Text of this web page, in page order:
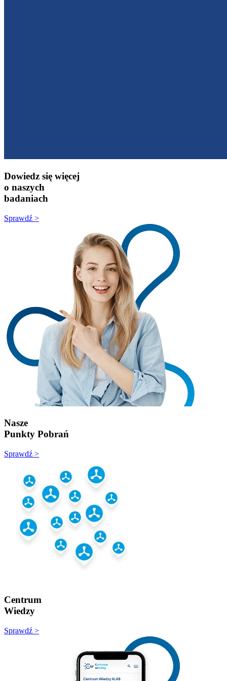
Dowiedz się więcej
o naszych
badaniach
Sprawdź >
Nasze
Punkty Pobrań
Sprawdź >
Centrum
Wiedzy
Sprawdź >